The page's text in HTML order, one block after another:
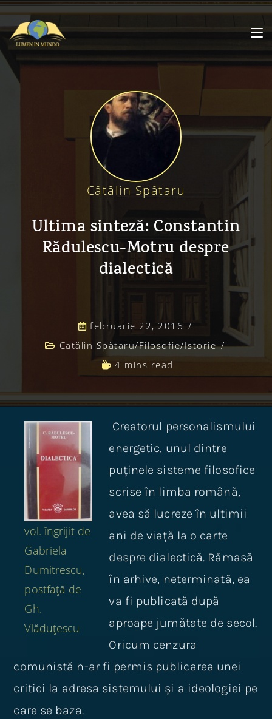
Cătălin Spătaru
Ultima sinteză: Constantin
Rădulescu-Motru despre
dialectică
februarie 22, 2016
Cătălin Spătaru/Filosofie/Istorie
4 mins read
vol. îngrijit de
Gabriela
Dumitrescu,
postfață de
Gh.
Vlăduțescu
Creatorul personalismului
energetic, unul dintre
puținele sisteme filosofice
scrise în limba română,
avea să lucreze în ultimii
ani de viață la o carte
despre dialectică. Rămasă
în arhive, neterminată, ea
va fi publicată după
aproape jumătate de secol.
Oricum cenzura
comunistă n-ar fi permis publicarea unei
critici la adresa sistemului și a ideologiei pe
care se baza.